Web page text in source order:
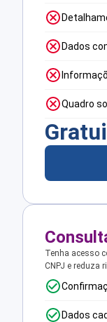
Dados
Quadro
Tenha acesso
CNPJ e reduza
Dados